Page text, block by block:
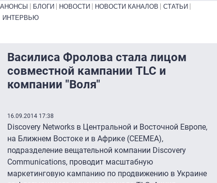
Primary links bottom
АНОНСЫ БЛОГИ НОВОСТИ НОВОСТИ КАНАЛОВ
СТАТЬИ
ИНТЕРВЬЮ
Василиса Фролова стала лицом
совместной кампании TLC и
компании "Воля"
16.09.2014 17:38
Discovery Networks в Центральной и Восточной Европе,
на Ближнем Востоке и в Африке (CEEMEA),
подразделение вещательной компании Discovery
Communications, проводит масштабную
маркетинговую кампанию по продвижению в Украине